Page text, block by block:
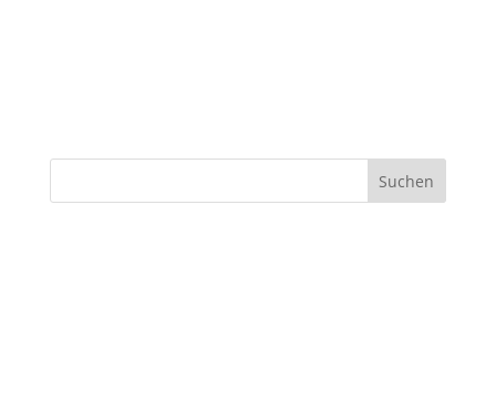
Suchen